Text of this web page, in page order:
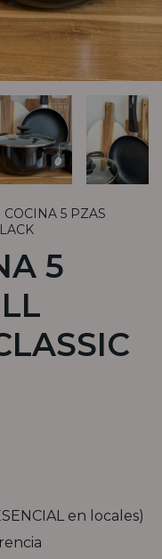
COCINA 5 PZAS
5
en locales)